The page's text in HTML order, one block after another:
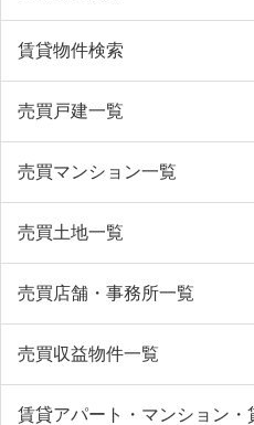
賃貸物件検索
売買戸建一覧
売買マンション一覧
売買土地一覧
売買店舗・事務所一覧
売買収益物件一覧
賃貸アパート・マンション・